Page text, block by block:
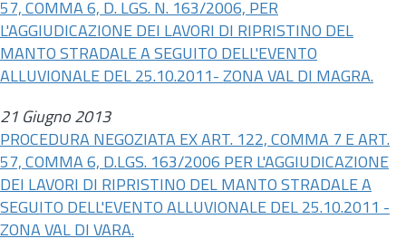
57, COMMA 6, D. LGS. N. 163/2006, PER
L'AGGIUDICAZIONE DEI LAVORI DI RIPRISTINO DEL
MANTO STRADALE A SEGUITO DELL'EVENTO
ALLUVIONALE DEL 25.10.2011- ZONA VAL DI MAGRA.
21 Giugno 2013
PROCEDURA NEGOZIATA EX ART. 122, COMMA 7 E ART.
57, COMMA 6, D.LGS. 163/2006 PER L'AGGIUDICAZIONE
DEI LAVORI DI RIPRISTINO DEL MANTO STRADALE A
SEGUITO DELL'EVENTO ALLUVIONALE DEL 25.10.2011 -
ZONA VAL DI VARA.